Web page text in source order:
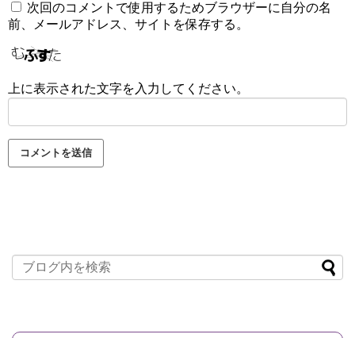
次回のコメントで使用するためブラウザーに自分の名
前、メールアドレス、サイトを保存する。
上に表示された文字を入力してください。